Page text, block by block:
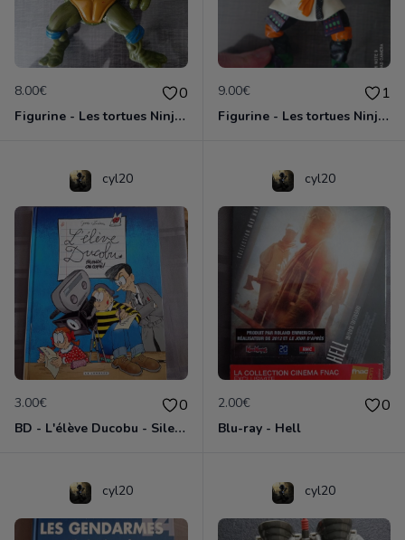
8.00€ 0
Figurine - Les tortues Ninja - Leonardo
9.00€ 1
Figurine - Les tortues Ninja - Michelangelo
cyl20
3.00€ 0
BD - L'élève Ducobu - Silence, on copie
cyl20
2.00€ 0
Blu-ray - Hell
cyl20 cyl20